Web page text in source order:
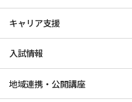
キャリア支援
入試情報
地域連携・公開講座